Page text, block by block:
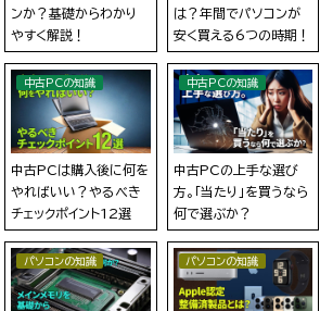
ンか？基礎からわかり
やすく解説！
は？年間でパソコンが
安く買える6つの時期！
中古PCの知識
中古PCは購入後に何を
やればいい？やるべき
チェックポイント12選
中古PCの知識
中古PCの上手な選び
方。「当たり」を買うなら
何で選ぶか？
パソコンの知識 パソコンの知識